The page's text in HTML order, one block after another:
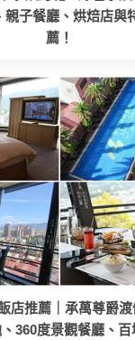
親子餐廳、烘焙店與
薦！
店推薦｜承萬尊爵
360度景觀餐廳、